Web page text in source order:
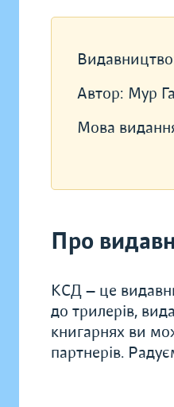
Автор: Мур
Мова
Про
КСД — це
до трилерів,
книгарнях ви
партнерів.